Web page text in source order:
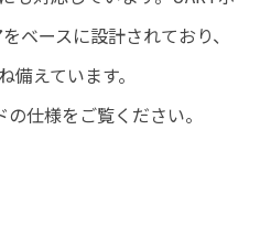
をベースに設計されており、
えています。
仕様をご覧ください。